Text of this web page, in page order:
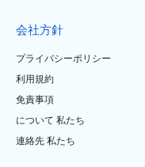
会社方針
プライバシーポリシー
利用規約
免責事項
について 私たち
連絡先 私たち